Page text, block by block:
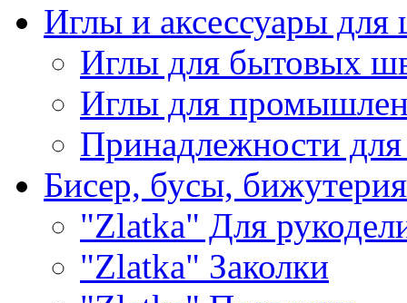
Иглы и аксессуары
Иглы для бытовых
Иглы для
Принадлежности
Бисер, бусы, бижутерия
"Zlatka" Для
"Zlatka" Заколки